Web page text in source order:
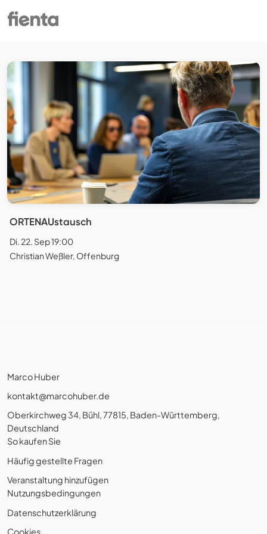
ORTENAUstausch
Di. 22. Sep 19:00
Christian Weßler, Offenburg
Marco Huber
kontakt@marcohuber.de
Oberkirchweg 34, Bühl, 77815, Baden-Württemberg,
Deutschland
So kaufen Sie
Häufig gestellte Fragen
Veranstaltung hinzufügen
Nutzungsbedingungen
Datenschutzerklärung
Cookies